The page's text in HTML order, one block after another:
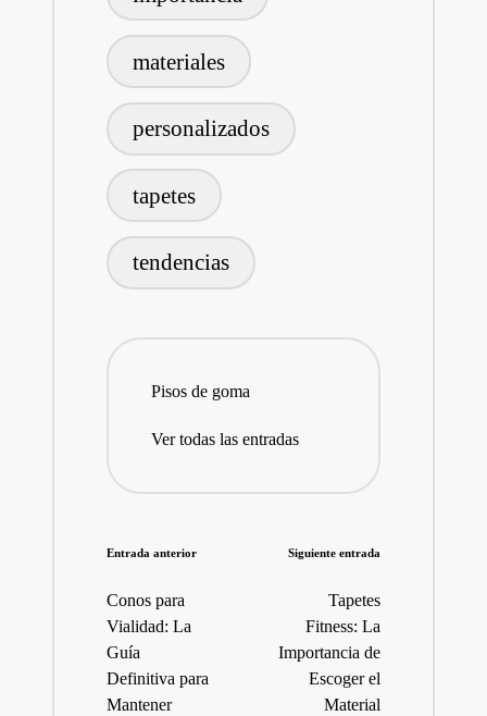
materiales
personalizados
tapetes
tendencias
Pisos de goma
Ver todas las entradas
Navegación
de
entradas
Entrada anterior
Conos para
Vialidad: La
Guía
Definitiva para
Mantener
Siguiente entrada
Tapetes
Fitness: La
Importancia de
Escoger el
Material